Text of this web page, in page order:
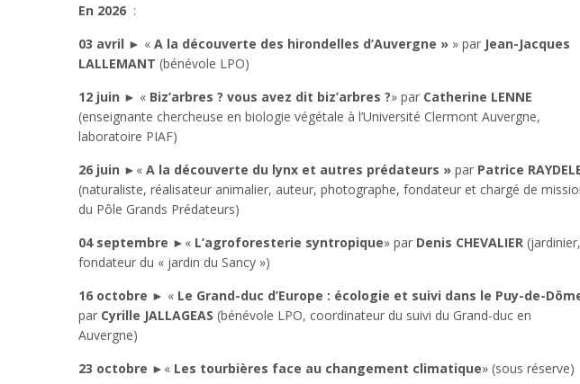
En 2026 :
03 avril ► « A la découverte des hirondelles d’Auvergne » » par Jean-Jacques
LALLEMANT (bénévole LPO)
12 juin ► « Biz’arbres ? vous avez dit biz’arbres ?» par Catherine LENNE
(enseignante chercheuse en biologie végétale à l’Université Clermont Auvergne,
laboratoire PIAF)
26 juin ►« A la découverte du lynx et autres prédateurs » par Patrice
(naturaliste, réalisateur animalier, auteur, photographe, fondateur et chargé de
du Pôle Grands Prédateurs)
04 septembre ►« L’agroforesterie syntropique» par Denis CHEVALIER (jardinier,
fondateur du « jardin du Sancy »)
16 octobre ► « Le Grand-duc d’Europe : écologie et suivi dans le Puy-de-
par Cyrille JALLAGEAS (bénévole LPO, coordinateur du suivi du Grand-duc en
Auvergne)
23 octobre ►« Les tourbières face au changement climatique» (sous réserve)